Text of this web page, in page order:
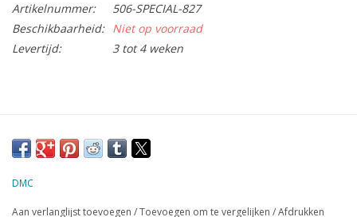
Artikelnummer:
506-SPECIAL-827
Beschikbaarheid: Niet op voorraad
Levertijd:
3 tot 4 weken
DMC
Aan verlanglijst toevoegen /Toevoegen om te vergelijken /Afdrukken